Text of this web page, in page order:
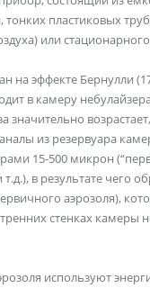
пластиковых
или
на эффекте Бернулли
в камеру
значительно
из резервуара
15-500 микрон
в результате чего
аэрозоля),
стенках камеры
используют